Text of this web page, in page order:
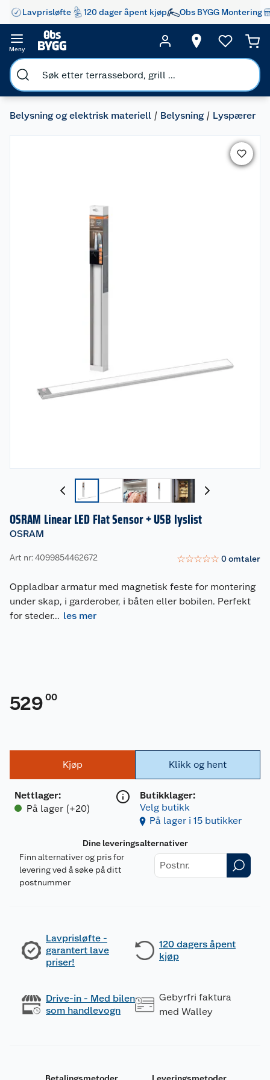
Lavprisløfte 120 dager åpent kjøp Obs BYGG Montering
Meny
Belysning og elektrisk materiell Belysning Lyspærer
OSRAM Linear LED Flat Sensor + USB lyslist
OSRAM
Art nr: 4099854462672 ☆☆☆☆☆ 0omtaler
Oppladbar armatur med magnetisk feste for montering
under skap, i garderober, i båten eller bobilen. Perfekt
for steder... les mer
529 00
Kjøp
Nettlager:
På lager (+20)
Klikk og hent
Butikklager:
Velg butikk
På lager i 15 butikker
Dine leveringsalternativer
Finn alternativer og pris for
levering ved å søke på ditt
postnummer
Lavprisløfte -
garantert lave
priser!
120 dagers åpent
kjøp
Drive-in - Med bilen
som handlevogn
Gebyrfri faktura
med Walley
Betalingsmetoder Leveringsmetoder